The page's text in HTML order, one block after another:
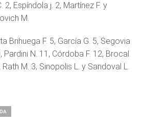
2, Espíndola j. 2, Martínez F. y
M.
Brihuega F. 5, García G. 5, Segovia
Pardini N. 11, Córdoba F. 12, Brocal
Rath M. 3, Sinopolis L. y Sandoval L.